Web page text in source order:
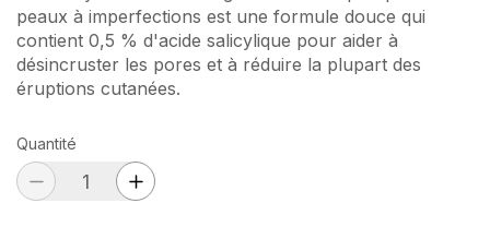
peaux à imperfections est une formule douce qui
contient 0,5 % d'acide salicylique pour aider à
désincruster les pores et à réduire la plupart des
éruptions cutanées.
Quantité